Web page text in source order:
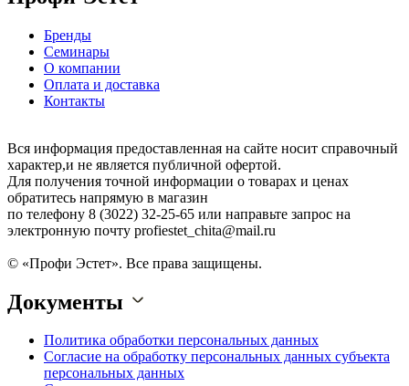
Бренды
Семинары
О компании
Оплата и доставка
Контакты
Вся информация предоставленная на сайте носит справочный
характер,и не является публичной офертой.
Для получения точной информации о товарах и ценах
обратитесь напрямую в магазин
по телефону 8 (3022) 32-25-65 или направьте запрос на
электронную почту profiestet_chita@mail.ru
© «Профи Эстет». Все права защищены.
Документы
Политика обработки персональных данных
Согласие на обработку персональных данных субъекта
персональных данных